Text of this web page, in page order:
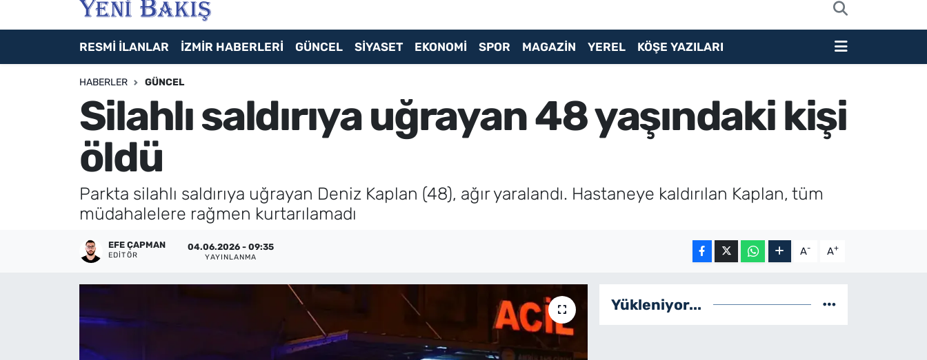
RESMİ İLANLAR İZMİR HABERLERİ GÜNCEL SİYASET EKONOMİ SPOR MAGAZİN YEREL KÖŞE YAZILARI
HABERLER GÜNCEL
Silahlı saldırıya uğrayan 48 yaşındaki kişi
öldü
Parkta silahlı saldırıya uğrayan Deniz Kaplan (48), ağır yaralandı. Hastaneye kaldırılan Kaplan, tüm
müdahalelere rağmen kurtarılamadı
EFE ÇAPMAN
EDITÖR
04.06.2026 - 09:35
YAYINLANMA A- A+
Yükleniyor...
Magazin